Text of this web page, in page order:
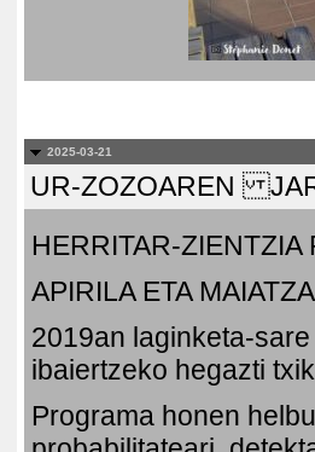
2025-03-21
UR-ZOZOAREN
HERRITAR-ZIENTZIA
APIRILA ETA
2019an laginketa-
ibaiertzeko hegazti
Programa honen